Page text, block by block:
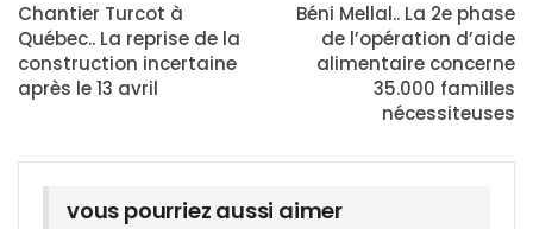
Chantier Turcot à
Québec.. La reprise de la
construction incertaine
après le 13 avril
Béni Mellal.. La 2e phase
de l’opération d’aide
alimentaire concerne
35.000 familles
nécessiteuses
vous pourriez aussi aimer